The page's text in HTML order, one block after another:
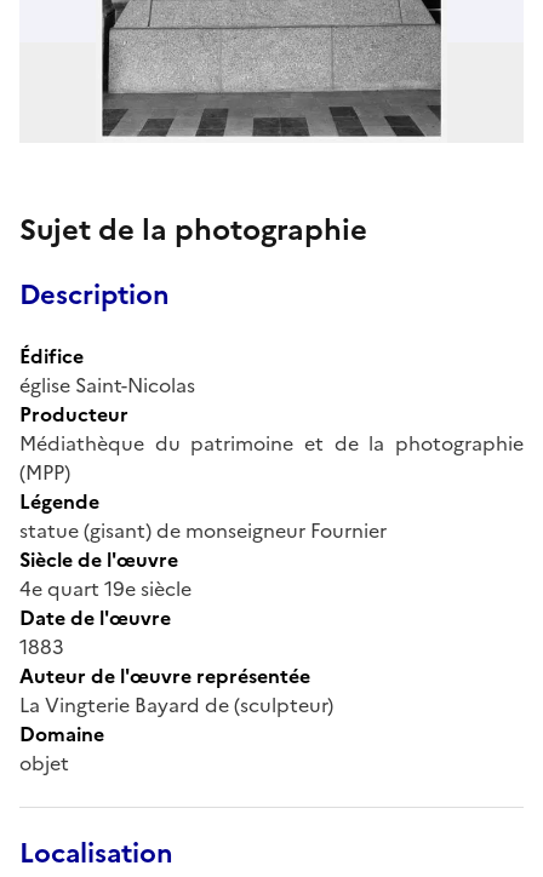
Sujet de la photographie
Description
Édifice
église Saint-Nicolas
Producteur
Médiathèque du patrimoine et de la photographie
(MPP)
Légende
statue (gisant) de monseigneur Fournier
Siècle de l'œuvre
4e quart 19e siècle
Date de l'œuvre
1883
Auteur de l'œuvre représentée
La Vingterie Bayard de (sculpteur)
Domaine
objet
Localisation